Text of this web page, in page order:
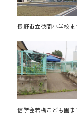
長野市立徳間小学校
信学会若槻こども園ま